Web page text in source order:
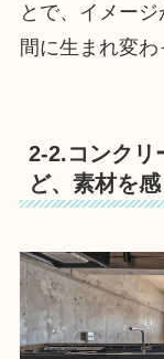
とで、イメー
間に生まれ変わ
2-2.コンクリ
ど、素材を